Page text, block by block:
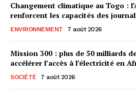
Changement climatique au Togo :
renforcent les capacités des
ENVIRONNEMENT 7 août 2026
Mission 300 : plus de 50 milliards
accélérer l’accès à l’électricité en
SOCIÉTÉ 7 août 2026